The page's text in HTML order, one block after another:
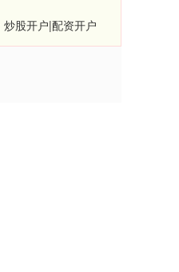
炒股开户|配资开户